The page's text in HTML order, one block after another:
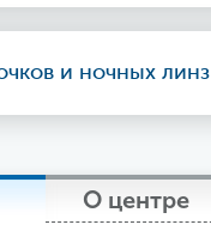
и ночных линз
О центре